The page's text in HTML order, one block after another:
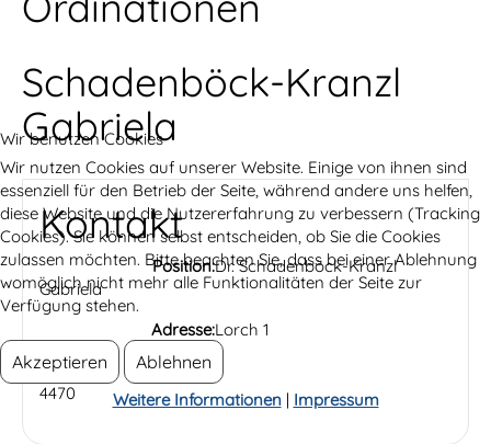
Schadenböck-Kranzl
Gabriela
Kontakt
Position:Dr. Schadenböck-Kranzl
Gabriela
Adresse:Lorch 1
Enns
4470
Wir benutzen Cookies
Wir nutzen Cookies auf unserer Website. Einige von ihnen sind
essenziell für den Betrieb der Seite, während andere uns helfen,
diese Website und die Nutzererfahrung zu verbessern (Tracking
Cookies). Sie können selbst entscheiden, ob Sie die Cookies
zulassen möchten. Bitte beachten Sie, dass bei einer Ablehnung
womöglich nicht mehr alle Funktionalitäten der Seite zur
Verfügung stehen.
Akzeptieren Ablehnen
Weitere Informationen| Impressum